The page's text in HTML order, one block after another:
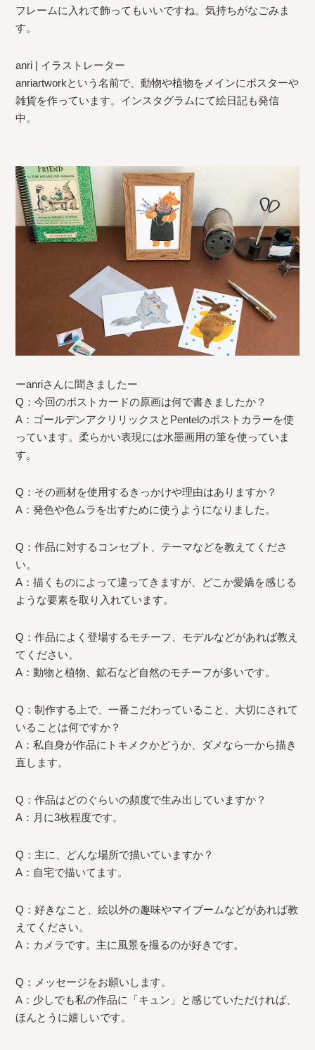
フレームに入れて飾ってもいいですね。気持ちがなごみま
す。
anri | イラストレーター
anriartworkという名前で、動物や植物をメインにポスターや
雑貨を作っています。インスタグラムにて絵日記も発信
中。
ーanriさんに聞きましたー
Q：今回のポストカードの原画は何で書きましたか？
A：ゴールデンアクリリックスとPentelのポストカラーを使
っています。柔らかい表現には水墨画用の筆を使っていま
す。
Q：その画材を使用するきっかけや理由はありますか？
A：発色や色ムラを出すために使うようになりました。
Q：作品に対するコンセプト、テーマなどを教えてくださ
い。
A：描くものによって違ってきますが、どこか愛嬌を感じる
ような要素を取り入れています。
Q：作品によく登場するモチーフ、モデルなどがあれば教え
てください。
A：動物と植物、鉱石など自然のモチーフが多いです。
Q：制作する上で、一番こだわっていること、大切にされて
いることは何ですか？
A：私自身が作品にトキメクかどうか、ダメなら一から描き
直します。
Q：作品はどのぐらいの頻度で生み出していますか？
A：月に3枚程度です。
Q：主に、どんな場所で描いていますか？
A：自宅で描いてます。
Q：好きなこと、絵以外の趣味やマイブームなどがあれば教
えてください。
A：カメラです。主に風景を撮るのが好きです。
Q：メッセージをお願いします。
A：少しでも私の作品に「キュン」と感じていただければ、
ほんとうに嬉しいです。